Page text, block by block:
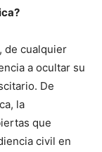
de cualquier
a ocultar su
De
la
que
civil en